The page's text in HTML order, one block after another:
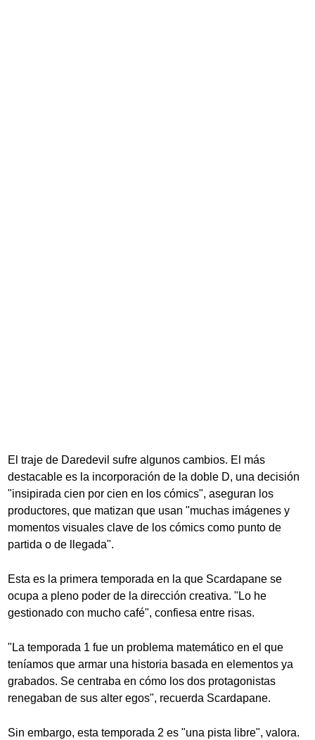
El traje de Daredevil sufre algunos cambios. El más
destacable es la incorporación de la doble D, una decisión
"insipirada cien por cien en los cómics", aseguran los
productores, que matizan que usan "muchas imágenes y
momentos visuales clave de los cómics como punto de
partida o de llegada".
Esta es la primera temporada en la que Scardapane se
ocupa a pleno poder de la dirección creativa. "Lo he
gestionado con mucho café", confiesa entre risas.
"La temporada 1 fue un problema matemático en el que
teníamos que armar una historia basada en elementos ya
grabados. Se centraba en cómo los dos protagonistas
renegaban de sus alter egos", recuerda Scardapane.
Sin embargo, esta temporada 2 es "una pista libre", valora.